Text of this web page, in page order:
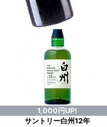
1,000円UP!
サントリー白州12年